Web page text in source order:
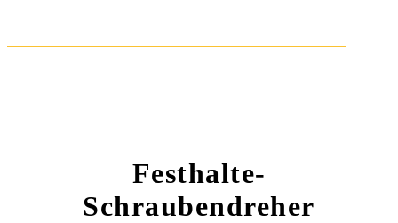
Festhalte-
Schraubendreher